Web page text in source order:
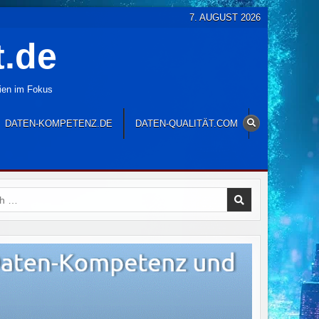
7. AUGUST 2026
im Fokus
DATEN-KOMPETENZ.DE DATEN-QUALITÄT.COM